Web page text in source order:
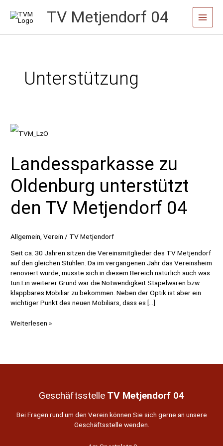
TV Metjendorf 04
Main
Unterstützung
Landessparkasse zu
Oldenburg unterstützt
den TV Metjendorf 04
Allgemein ,Verein / TV Metjendorf
Seit ca. 30 Jahren sitzen die Vereinsmitglieder des TV Metjendorf
auf den gleichen Stühlen. Da im vergangenen Jahr das Vereinsheim
renoviert wurde, musste sich in diesem Bereich natürlich auch was
tun.Ein weiterer Grund war die Notwendigkeit Stapelwaren bzw.
klappbares Mobiliar zu bekommen. Neben der Optik ist aber ein
wichtiger Punkt des neuen Mobiliars, dass es […]
Landessparkasse
den
Weiterlesen »
Geschäftsstelle TV Metjendorf 04
Bei Fragen rund um den Verein können Sie sich gerne an unsere
Geschäftsstelle wenden.